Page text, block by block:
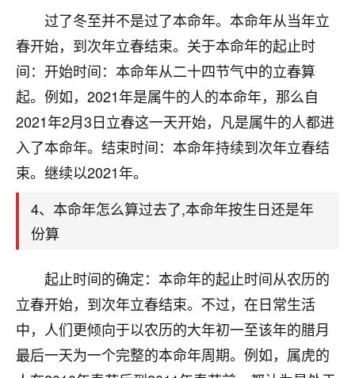
过了冬至并不是过了本命年。本命年从当年立
春开始，到次年立春结束。关于本命年的起止时
间：开始时间：本命年从二十四节气中的立春算
起。例如，2021年是属牛的人的本命年，那么自
2021年2月3日立春这一天开始，凡是属牛的人都进
入了本命年。结束时间：本命年持续到次年立春结
束。继续以2021年。
4、本命年怎么算过去了,本命年按生日还是年
份算
起止时间的确定：本命年的起止时间从农历的
立春开始，到次年立春结束。不过，在日常生活
中，人们更倾向于以农历的大年初一至该年的腊月
最后一天为一个完整的本命年周期。例如，属虎的
刚找老师做了补财库，希望财运更好一点！
2小时前 来自海南
梦醒时分
我女儿高二叛逆，大半年不上学，一说她就要死要活
的，把我们两口子愁的不行，朋友给我推荐的慧来老
师，一开始我是病急乱投医，这半年来，法事一个个
做完，我女儿跟变了个人一样，不期望她能考多好的
康康的我就很知足了！
3小时前 来自河北 16
付深
我是公司人事调整，有升迁机会，但同时竞争的我们
三个，找老师的时候是抱着侥幸心理，没想到老师看